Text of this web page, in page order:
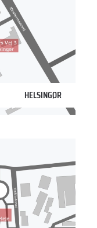
HELSINGØR